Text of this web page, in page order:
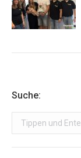
Suche:
Search: